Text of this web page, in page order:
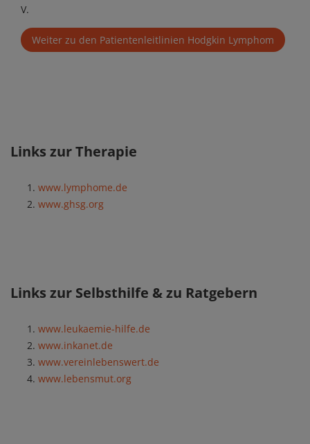
V.
Weiter zu den Patientenleitlinien Hodgkin Lymphom
Links zur Therapie
www.lymphome.de
www.ghsg.org
Links zur Selbsthilfe & zu Ratgebern
www.leukaemie-hilfe.de
www.inkanet.de
www.vereinlebenswert.de
www.lebensmut.org